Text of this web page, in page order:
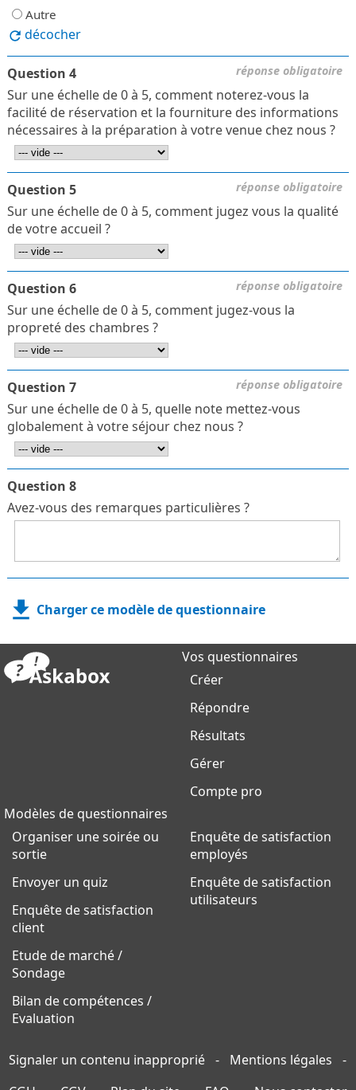
Autre
décocher
réponse obligatoire
Question 4
Sur une échelle de 0 à 5, comment noterez-vous la
facilité de réservation et la fourniture des informations
nécessaires à la préparation à votre venue chez nous ?
réponse obligatoire
Question 5
Sur une échelle de 0 à 5, comment jugez vous la qualité
de votre accueil ?
réponse obligatoire
Question 6
Sur une échelle de 0 à 5, comment jugez-vous la
propreté des chambres ?
réponse obligatoire
Question 7
Sur une échelle de 0 à 5, quelle note mettez-vous
globalement à votre séjour chez nous ?
Question 8
Avez-vous des remarques particulières ?
Charger ce modèle de questionnaire
Vos questionnaires
Créer
Répondre
Résultats
Gérer
Compte pro
Modèles de questionnaires
Organiser une soirée ou
sortie
Envoyer un quiz
Enquête de satisfaction
client
Etude de marché /
Sondage
Bilan de compétences /
Evaluation
Enquête de satisfaction
employés
Enquête de satisfaction
utilisateurs
Signaler un contenu inapproprié - Mentions légales
-